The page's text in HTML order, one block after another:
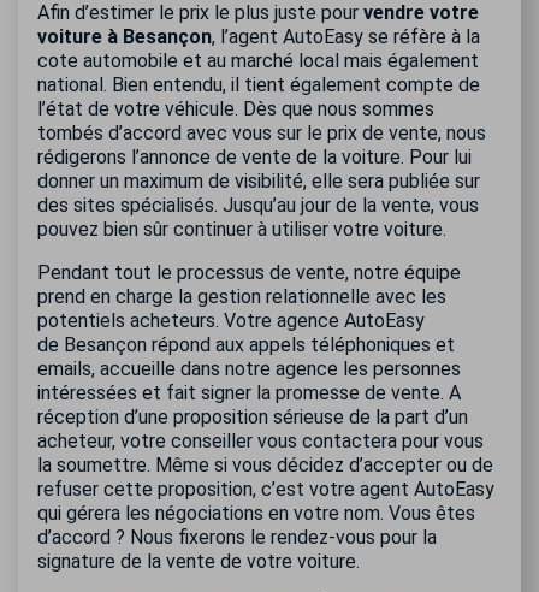
Afin d’estimer le prix le plus juste pour vendre votre
voiture à Besançon, l’agent AutoEasy se réfère à la
cote automobile et au marché local mais également
national. Bien entendu, il tient également compte de
l’état de votre véhicule. Dès que nous sommes
tombés d’accord avec vous sur le prix de vente, nous
rédigerons l’annonce de vente de la voiture. Pour lui
donner un maximum de visibilité, elle sera publiée sur
des sites spécialisés. Jusqu’au jour de la vente, vous
pouvez bien sûr continuer à utiliser votre voiture.
Pendant tout le processus de vente, notre équipe
prend en charge la gestion relationnelle avec les
potentiels acheteurs. Votre agence AutoEasy
de Besançon répond aux appels téléphoniques et
emails, accueille dans notre agence les personnes
intéressées et fait signer la promesse de vente. A
réception d’une proposition sérieuse de la part d’un
acheteur, votre conseiller vous contactera pour vous
la soumettre. Même si vous décidez d’accepter ou de
refuser cette proposition, c’est votre agent AutoEasy
qui gérera les négociations en votre nom. Vous êtes
d’accord ? Nous fixerons le rendez-vous pour la
signature de la vente de votre voiture.